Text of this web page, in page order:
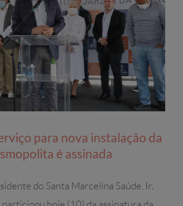
para nova instalação da
é assinada
do Santa Marcelina Saúde, Ir.